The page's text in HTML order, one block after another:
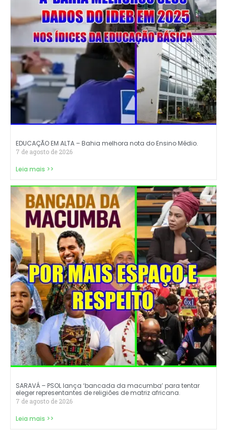
EDUCAÇÃO EM ALTA – Bahia melhora nota do Ensino Médio.
7 de agosto de 2026
Leia mais >>
SARAVÁ – PSOL lança ‘bancada da macumba’ para tentar
eleger representantes de religiões de matriz africana.
7 de agosto de 2026
Leia mais >>